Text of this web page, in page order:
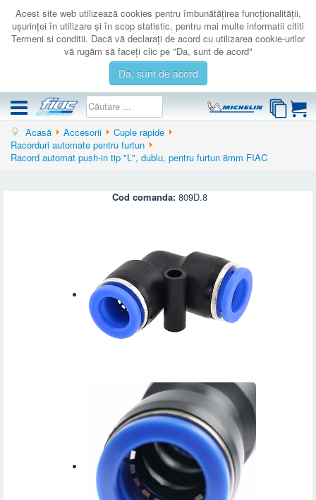
Acest site web utilizează cookies pentru îmbunătăţirea funcţionalităţii,
uşurinţei în utilizare şi în scop statistic, pentru mai multe informatii cititi
Termeni si conditii. Dacă vă declaraţi de acord cu utilizarea cookie-urilor
vă rugăm să faceţi clic pe "Da, sunt de acord"
Da, sunt de acord
COMPRESOARE
ACCESORII
AUTENTIFICARE
Acasă Accesorii
Cuple rapide
Racorduri automate pentru furtun
Racord automat push-in tip "L", dublu, pentru furtun 8mm FIAC
Cod comanda: 809D.8